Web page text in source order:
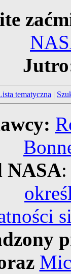
tematyczna |
NASA